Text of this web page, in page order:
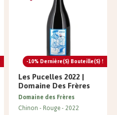
-10% Dernière(s) Bouteille(s) !
Les Pucelles 2022 |
Domaine Des Frères
Domaine des Frères
Chinon Rouge 2022